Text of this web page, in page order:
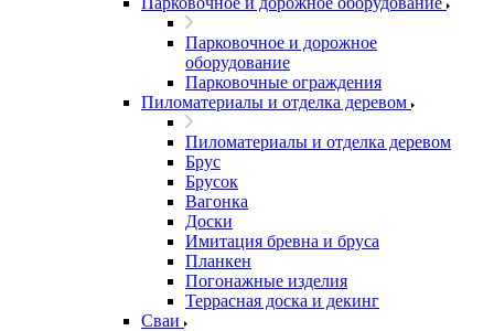
Парковочное и дорожное
оборудование
Парковочные ограждения
Пиломатериалы и отделка деревом
Пиломатериалы и отделка деревом
Брус
Брусок
Вагонка
Доски
Имитация бревна и бруса
Планкен
Погонажные изделия
Террасная доска и декинг
Сваи